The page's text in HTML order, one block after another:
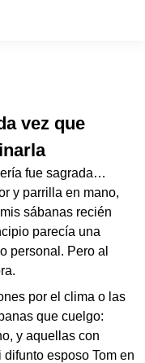
vez que
fue sagrada…
y parrilla en mano,
sábanas recién
parecía una
personal. Pero al
por el clima o las
que cuelgo:
y aquellas con
esposo Tom en